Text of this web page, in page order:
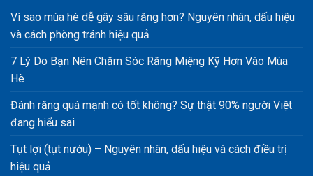
Vì sao mùa hè dễ gây sâu răng hơn? Nguyên nhân, dấu hiệu
và cách phòng tránh hiệu quả
7 Lý Do Bạn Nên Chăm Sóc Răng Miệng Kỹ Hơn Vào Mùa
Hè
Đánh răng quá mạnh có tốt không? Sự thật 90% người Việt
đang hiểu sai
Tụt lợi (tụt nướu) – Nguyên nhân, dấu hiệu và cách điều trị
hiệu quả